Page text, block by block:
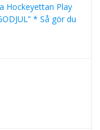
Hockeyettan Play
* Så gör du